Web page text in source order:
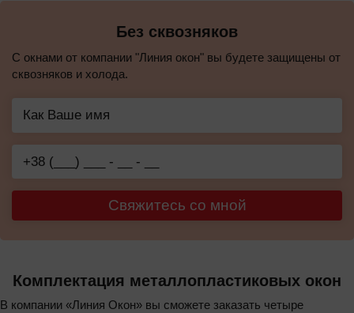
Без сквозняков
С окнами от компании "Линия окон" вы будете защищены от
сквозняков и холода.
Свяжитесь со мной
Комплектация металлопластиковых окон
В компании «Линия Окон» вы сможете заказать четыре